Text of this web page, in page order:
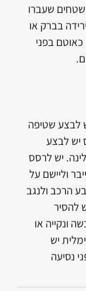
שעברו
בברק או
כאוטם בפני
לבצע שטיפה
יש לבצע
יש לרסס
וליישם על
הרכב ולנגב
להסיר
ונקייה או
יש
נסיעה